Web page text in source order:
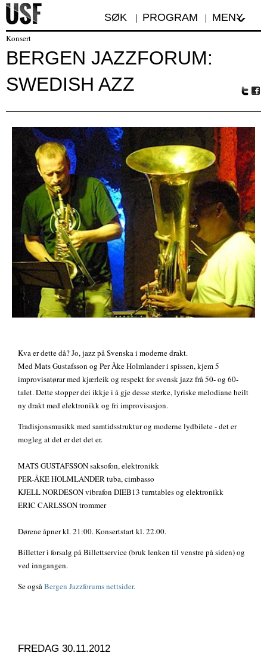
SØK PROGRAM MENY
Konsert
BERGEN JAZZFORUM:
SWEDISH AZZ
r
oo
k
Kva er dette då? Jo, jazz på Svenska i moderne drakt.
Med Mats Gustafsson og Per Åke Holmlander i spissen, kjem 5
improvisatørar med kjærleik og respekt for svensk jazz frå 50- og 60-
talet. Dette stopper dei ikkje i å gje desse sterke, lyriske melodiane heilt
ny drakt med elektronikk og fri improvisasjon.
Tradisjonsmusikk med samtidsstruktur og moderne lydbilete - det er
mogleg at det er det det er.
MATS GUSTAFSSON saksofon, elektronikk
PER-ÅKE HOLMLANDER tuba, cimbasso
KJELL NORDESON vibrafon DIEB13 turntables og elektronikk
ERIC CARLSSON trommer
Dørene åpner kl. 21:00. Konsertstart kl. 22.00.
Billetter i forsalg på Billettservice (bruk lenken til venstre på siden) og
ved inngangen.
Se også Bergen Jazzforums nettsider.
FREDAG 30.11.2012